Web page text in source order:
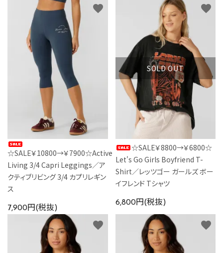
☆SALE￥10800→￥7900☆Active
Living 3/4 Capri Leggings／ア
クティブリビング 3/4 カプリレギン
ス
7,900円(税抜)
favorite
SOLD OUT
☆SALE￥8800→￥6800☆
Let's Go Girls Boyfriend T-
Shirt／レッツゴー ガールズ ボー
イフレンド Tシャツ
6,800円(税抜)
favorite
favorite favorite